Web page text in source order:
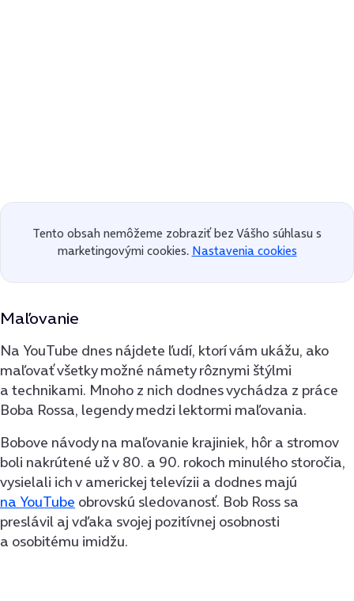
Tento obsah nemôžeme zobraziť bez Vášho súhlasu s
marketingovými cookies. Nastavenia cookies
Maľovanie
Na YouTube dnes nájdete ľudí, ktorí vám ukážu, ako
maľovať všetky možné námety rôznymi štýlmi
a technikami. Mnoho z nich dodnes vychádza z práce
Boba Rossa, legendy medzi lektormi maľovania.
Bobove návody na maľovanie krajiniek, hôr a stromov
boli nakrútené už v 80. a 90. rokoch minulého storočia,
vysielali ich v americkej televízii a dodnes majú
na YouTube obrovskú sledovanosť. Bob Ross sa
preslávil aj vďaka svojej pozitívnej osobnosti
a osobitému imidžu.